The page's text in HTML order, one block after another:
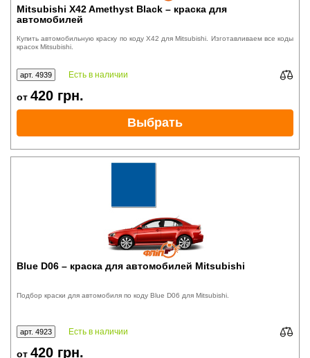
Mitsubishi X42 Amethyst Black – краска для
автомобилей
Купить автомобильную краску по коду X42 для Mitsubishi. Изготавливаем все коды
красок Mitsubishi.
арт. 4939 Есть в наличии
от 420 грн.
Выбрать
Blue D06 – краска для автомобилей Mitsubishi
Подбор краски для автомобиля по коду Blue D06 для Mitsubishi.
арт. 4923 Есть в наличии
от 420 грн.